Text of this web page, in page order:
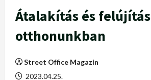
Átalakítás és felújítás
otthonunkban
Street Office Magazin
2023.04.25.